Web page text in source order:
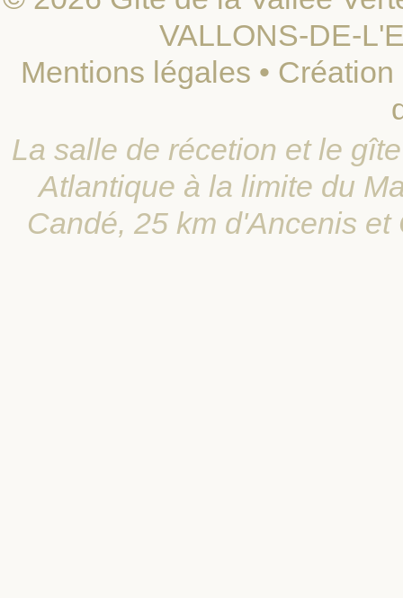
VALLONS-DE-
Mentions légales • Création
La salle de récetion et le
Atlantique à la limite du
Candé, 25 km d'Ancenis